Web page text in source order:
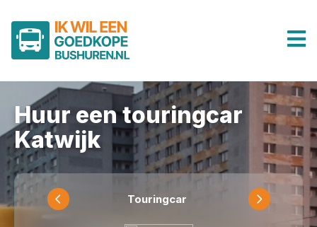
Huur een touringcar
Katwijk
Touringcar